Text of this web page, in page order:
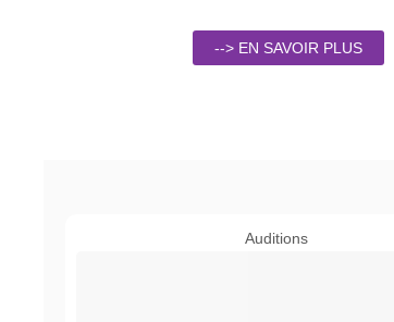
--> EN SAVOIR PLUS
Auditions